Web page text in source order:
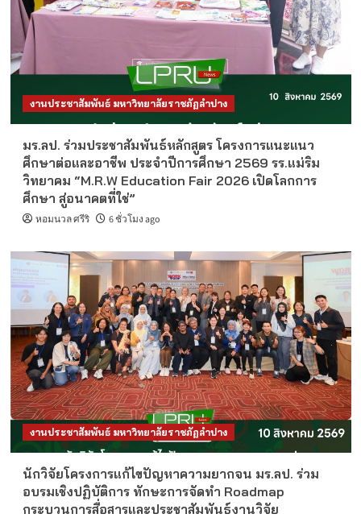
งานประชาสัมพันธ์ มหาวิทยาลัยราชภัฏลำปาง
มร.ลป. ร่วมประชาสัมพันธ์หลักสูตร โครงการแนะแนว
ศึกษาต่อและอาชีพ ประจำปีการศึกษา 2569 รร.แม่ริม
วิทยาคม “M.R.W Education Fair 2026 เปิดโลกการ
ศึกษา สู่อนาคตที่ใช่”
หอมนวล ศรีริ 6 ชั่วโมง ago
งานประชาสัมพันธ์ มหาวิทยาลัยราชภัฏลำปาง
นักวิจัยโครงการแก้ไขปัญหาความยากจน มร.ลป. ร่วม
อบรมเชิงปฏิบัติการ ทักษะการจัดทำ Roadmap
กระบวนการสื่อสารและประชาสัมพันธ์งานวิจัย